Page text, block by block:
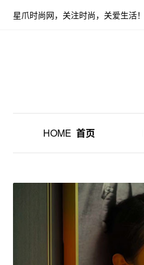
星爪时尚网，关注时尚，关爱生活！
HOME 首页